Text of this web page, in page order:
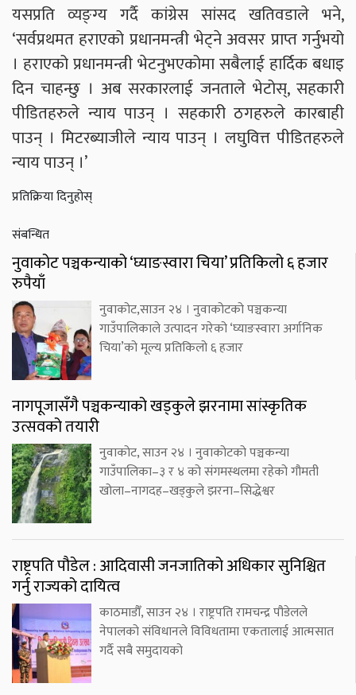
यसप्रति व्यङ्ग्य गर्दै कांग्रेस सांसद खतिवडाले भने,
‘सर्वप्रथमत हराएको प्रधानमन्त्री भेट्ने अवसर प्राप्त गर्नुभयो
। हराएको प्रधानमन्त्री भेटनुभएकोमा सबैलाई हार्दिक बधाइ
दिन चाहन्छु । अब सरकारलाई जनताले भेटोस्, सहकारी
पीडितहरुले न्याय पाउन् । सहकारी ठगहरुले कारबाही
पाउन् । मिटरब्याजीले न्याय पाउन् । लघुवित्त पीडितहरुले
न्याय पाउन् ।’
प्रतिक्रिया दिनुहोस्
संबन्धित
नुवाकोट पञ्चकन्याको ‘घ्याङस्वारा चिया’ प्रतिकिलो ६ हजार
रुपैयाँ
नुवाकोट,साउन २४ । नुवाकोटको पञ्चकन्या
गाउँपालिकाले उत्पादन गरेको ‘घ्याङस्वारा अर्गानिक
चिया’को मूल्य प्रतिकिलो ६ हजार
नागपूजासँगै पञ्चकन्याको खड्कुले झरनामा सांस्कृतिक
उत्सवको तयारी
नुवाकोट, साउन २४ । नुवाकोटको पञ्चकन्या
गाउँपालिका–३ र ४ को संगमस्थलमा रहेको गौमती
खोला–नागदह–खड्कुले झरना–सिद्धेश्वर
राष्ट्रपति पौडेल : आदिवासी जनजातिको अधिकार सुनिश्चित
गर्नु राज्यको दायित्व
काठमाडौँ, साउन २४ । राष्ट्रपति रामचन्द्र पौडेलले
नेपालको संविधानले विविधतामा एकतालाई आत्मसात
गर्दै सबै समुदायको